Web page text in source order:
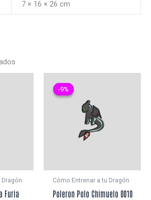
7 × 16 × 26 cm
Furia
-9%
-9%
Cómo Entrenar a tu Dragón
Poleron Polo Chimuelo 0010